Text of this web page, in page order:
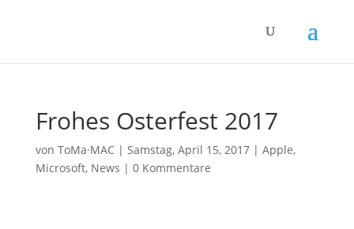
Frohes Osterfest 2017
von ToMa·MAC| Samstag, April 15, 2017| Apple,
Microsoft, News | 0 Kommentare